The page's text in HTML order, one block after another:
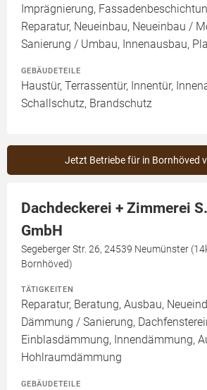
Imprägnierung,
Reparatur, Neueinbau, Neueinbau /
Sanierung / Umbau, Innenausbau,
GEBÄUDETEILE
Haustür, Terrassentür, Innentür,
Schallschutz, Brandschutz
Jetzt Betriebe für in Bornhöved
Dachdeckerei + Zimmerei
GmbH
Segeberger Str. 26, 24539 Neumünster
Bornhöved)
TÄTIGKEITEN
Reparatur, Beratung, Ausbau,
Dämmung / Sanierung,
Einblasdämmung, Innendämmung,
Hohlraumdämmung
GEBÄUDETEILE